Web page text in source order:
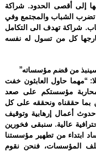
إلى أقصى الحدود. شراكة
الشباب والمجتمع وفي
شراكة تهدف الى التكامل
كل من تسول له نفسه
من قضم مؤسساته”
“مهما حاول العابثون خفت
محاربة مؤسستكم على صعد
حققناه ونحققه على كل
أعمال إرهابية وتوقيف
عالية. سنبقى فخورين
ابتداء من تطهير مؤسستنا
المؤسسات، فنحن نقوم